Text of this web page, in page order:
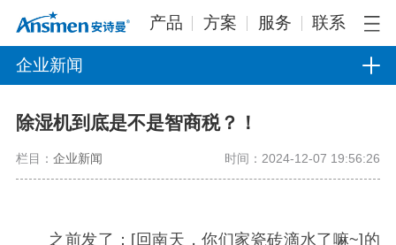
产品 方案 服务 联系
企业新闻
除湿机到底是不是智商税？！
栏目： 企业新闻 时间：2024-12-07 19:56:26
之前发了：[回南天，你们家瓷砖滴水了嘛~]的